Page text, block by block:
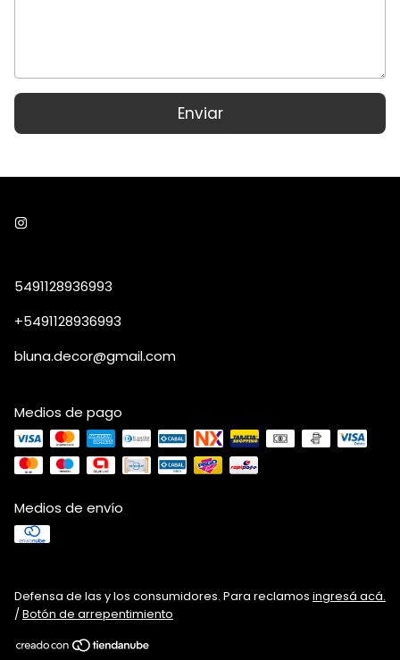
Enviar
5491128936993
+5491128936993
bluna.decor@gmail.com
Medios de pago
Medios de envío
Defensa de las y los consumidores. Para reclamos ingresá acá.
/Botón de arrepentimiento